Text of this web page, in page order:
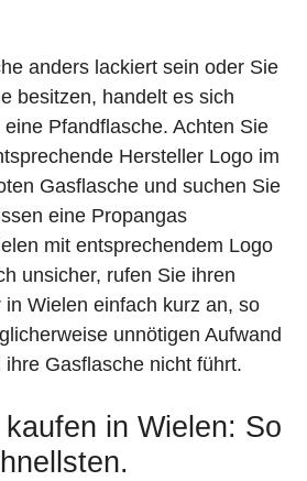
anders lackiert sein oder Sie
besitzen, handelt es sich
Pfandflasche. Achten Sie
Hersteller Logo im
Gasflasche und suchen Sie
eine Propangas
mit entsprechendem Logo
unsicher, rufen Sie ihren
in Wielen einfach kurz an, so
unnötigen Aufwand
Gasflasche nicht führt.
in Wielen: So